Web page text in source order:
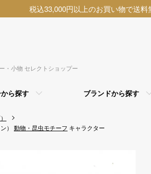
税込33,000円以上のお買い物で送料
・小物 セレクトショップー
ら探す ブランドから探す
） 動物・昆虫モチーフ キャラクター